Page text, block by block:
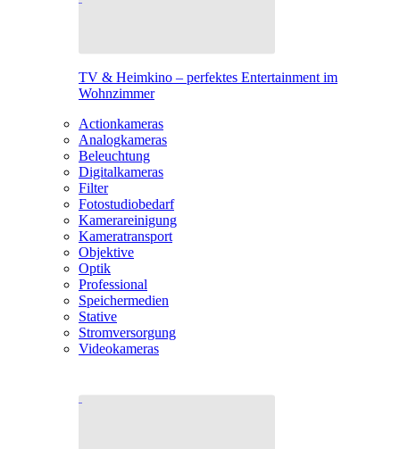
TV & Heimkino – perfektes Entertainment im
Wohnzimmer
Actionkameras
Analogkameras
Beleuchtung
Digitalkameras
Filter
Fotostudiobedarf
Kamerareinigung
Kameratransport
Objektive
Optik
Professional
Speichermedien
Stative
Stromversorgung
Videokameras